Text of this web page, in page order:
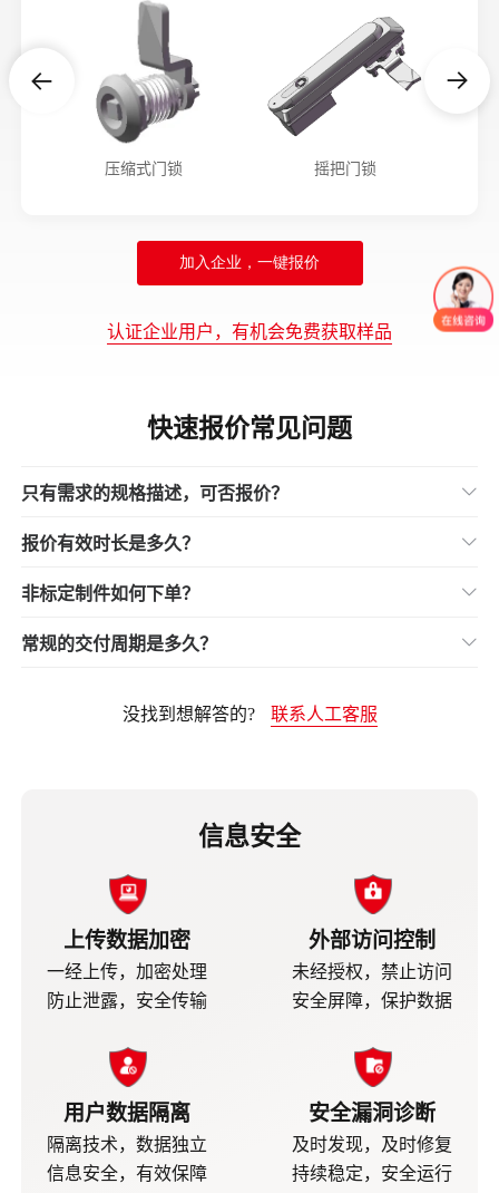
压缩式门锁 摇把门锁
 
加入企业，一键报价
认证企业用户，有机会免费获取样品
快速报价常见问题
只有需求的规格描述，可否报价？ 
可以，如需帮助可以直接找
报价有效时长是多久？ 
报价生效后30天内。
非标定制件如何下单？ 
您可以通过【快速报价】
提交需求，生成价格后，可直接
常规的交付周期是多久？ 
没找到想解答的?
联系人工客服
信息安全
上传数据加密
一经上传，加密处理
防止泄露，安全传输
外部访问控制
未经授权，禁止访问
安全屏障，保护数据
用户数据隔离
隔离技术，数据独立
信息安全，有效保障
安全漏洞诊断
及时发现，及时修复
持续稳定，安全运行